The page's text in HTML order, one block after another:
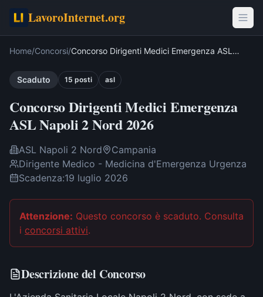
LavoroInternet.org
Home/Concorsi/Concorso Dirigenti Medici Emergenza ASL
Scaduto
15 posti asl
Concorso Dirigenti Medici Emergenza
ASL Napoli 2 Nord 2026
ASL Napoli 2 Nord
Campania
Dirigente Medico - Medicina d'Emergenza Urgenza
Scadenza:19 luglio 2026
Attenzione: Questo concorso è scaduto. Consulta
i concorsi attivi.
Descrizione del Concorso